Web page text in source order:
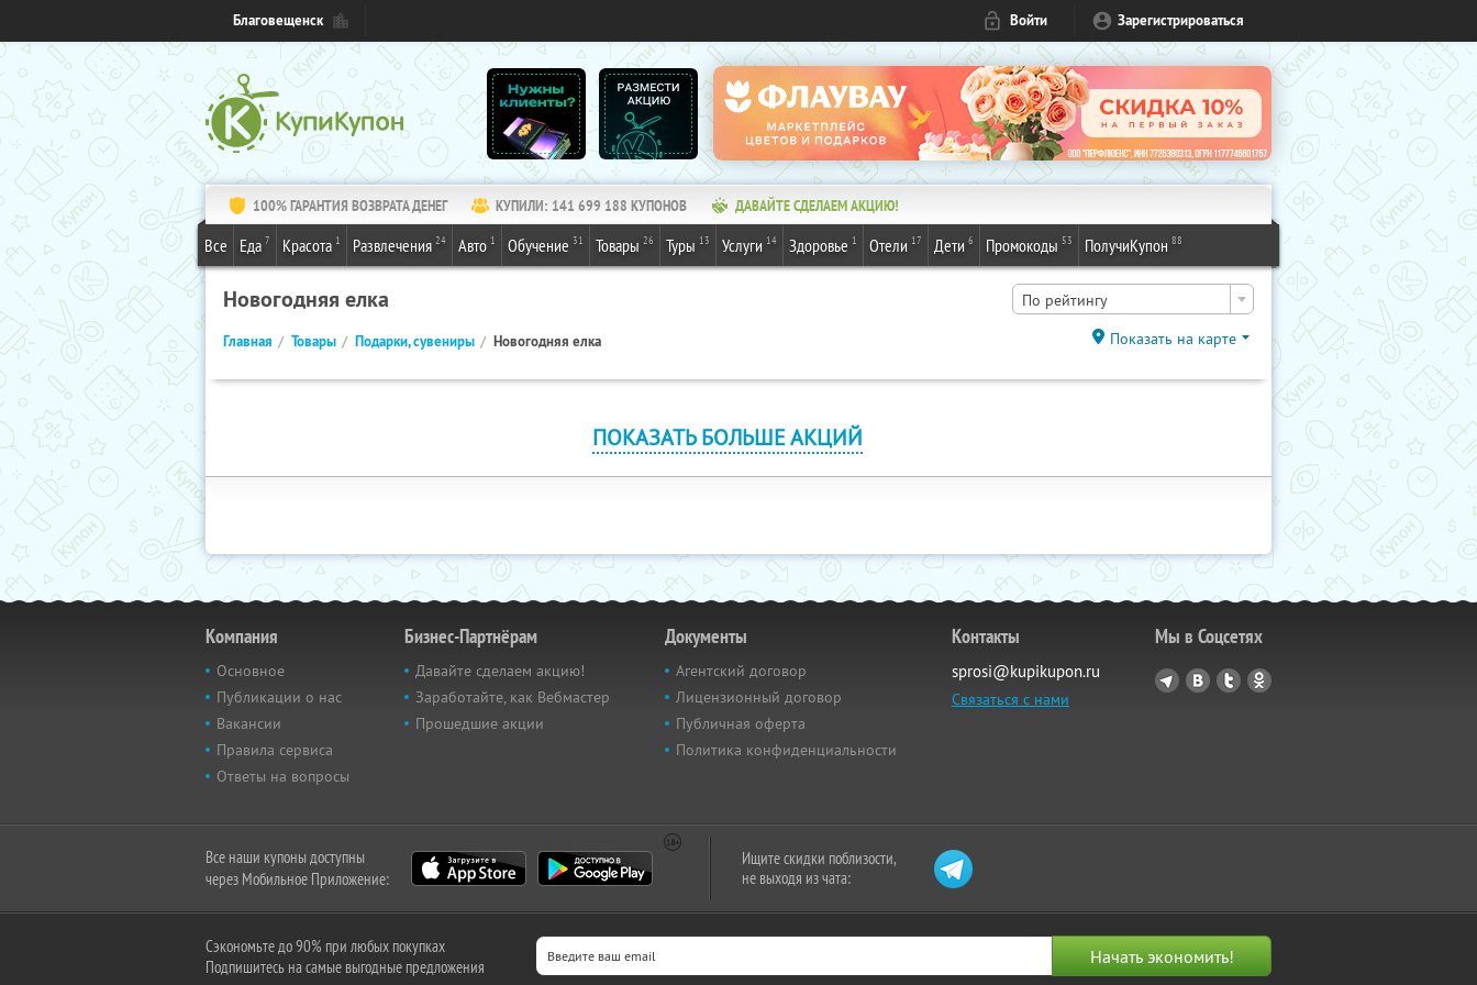
Благовещенск Войти Зарегистрироваться
100% ГАРАНТИЯ ВОЗВРАТА ДЕНЕГ КУПИЛИ: 141 699 188 КУПОНОВ ДАВАЙТЕ СДЕЛАЕМ АКЦИЮ!
Все Еда 7 Красота 1 Развлечения 24 Авто 1 Обучение 31 Товары 26 Туры 13 Услуги 14 Здоровье 1 Отели 17 Дети 6 Промокоды 53 ПолучиКупон 88
Новогодняя елка По рейтингу
Главная Товары Подарки, сувениры Новогодняя елка Показать на карте
ПОКАЗАТЬ БОЛЬШЕ АКЦИЙ
Компания
Основное
Публикации о нас
Вакансии
Правила сервиса
Ответы на вопросы
Бизнес-Партнёрам
Давайте сделаем акцию!
Заработайте, как Вебмастер
Прошедшие акции
Документы
Агентский договор
Лицензионный договор
Публичная оферта
Политика конфиденциальности
Контакты
sprosi@kupikupon.ru
Связаться с нами
Мы в Соцсетях
Все наши купоны доступны
через Мобильное Приложение:
Ищите скидки поблизости,
не выходя из чата:
Сэкономьте до 90% при любых покупках
Подпишитесь на самые выгодные предложения